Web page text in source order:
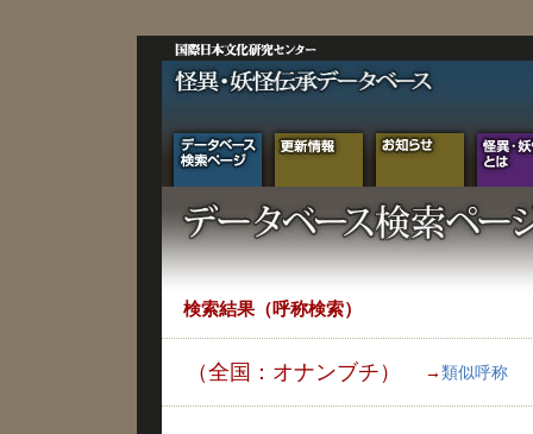
検索結果（呼称検索）
（全国：オナンブチ） → 類似呼称